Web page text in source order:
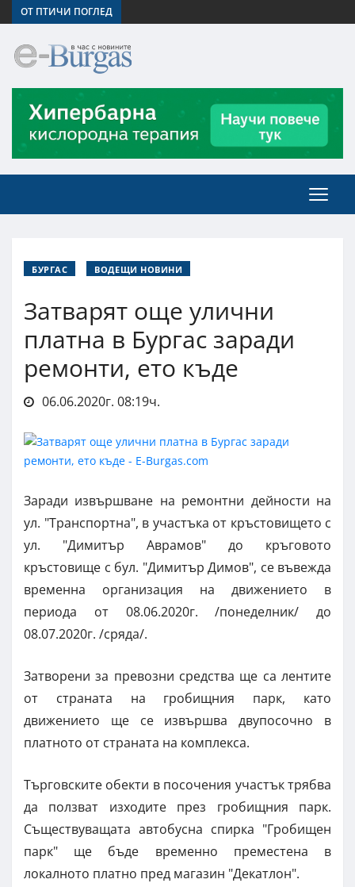
ОТ ПТИЧИ ПОГЛЕД
БУРГАС ВОДЕЩИ НОВИНИ
Затварят още улични
платна в Бургас заради
ремонти, ето къде
06.06.2020г. 08:19ч.
Заради извършване на ремонтни дейности на
ул. "Транспортна", в участъка от кръстовището с
ул. "Димитър Аврамов" до кръговото
кръстовище с бул. "Димитър Димов", се въвежда
временна организация на движението в
периода от 08.06.2020г. /понеделник/ до
08.07.2020г. /сряда/.
Затворени за превозни средства ще са лентите
от страната на гробищния парк, като
движението ще се извършва двупосочно в
платното от страната на комплекса.
Търговските обекти в посочения участък трябва
да ползват изходите през гробищния парк.
Съществуващата автобусна спирка "Гробищен
парк" ще бъде временно преместена в
локалното платно пред магазин "Декатлон".